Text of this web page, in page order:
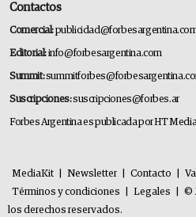
Contactos
Comercial:
Editorial:info@forbesargentina.com
Summit:
Suscripciones:suscripciones@forbes.ar
Forbes Argentina es publicada por HT Media
MediaKit Newsletter Contacto
Términos y condiciones
Legales
©
los derechos reservados.